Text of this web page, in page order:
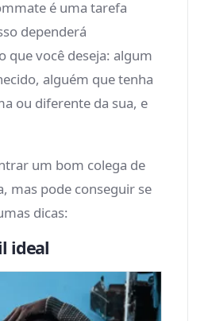
é uma tarefa
dependerá
que você deseja: algum
alguém que tenha
ou diferente da sua, e
um bom colega de
mas pode conseguir se
dicas:
ideal